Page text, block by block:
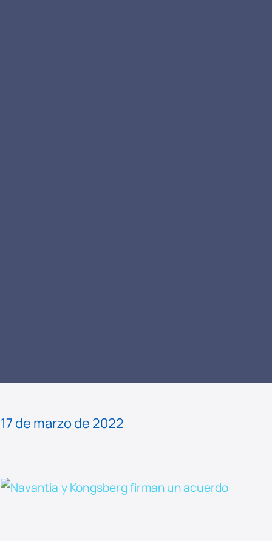
17 de marzo de 2022